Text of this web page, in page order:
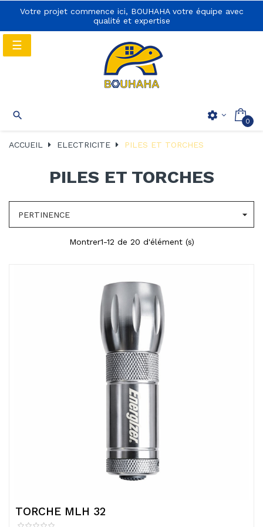
Votre projet commence ici, BOUHAHA votre équipe avec
qualité et expertise
 settings 0
Basculer
la
☰
ACCUEIL ELECTRICITE PILES ET TORCHES
PILES ET TORCHES
PERTINENCE 
Montrer1-12 de 20 d'élément (s)
TORCHE MLH 32